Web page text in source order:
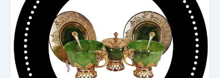
o
k
o
n